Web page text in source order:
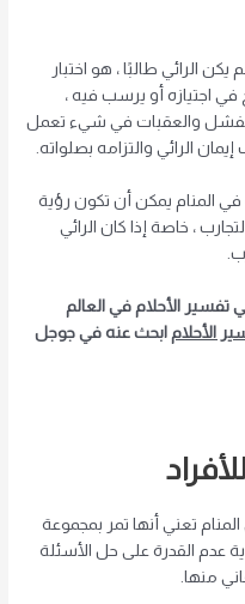
يكن الرائي طالبًا ، هو اختبار
في اجتيازه أو يرسب فيه ،
والعقبات في شيء تعمل
الرائي والتزامه بصلواته.
في المنام يمكن أن تكون رؤية
، خاصة إذا كان الرائي
الأحلام في العالم
الأحلام ابحث عنه في جوجل
تعني أنها تمر بمجموعة
عدم القدرة على حل الأسئلة
منها.